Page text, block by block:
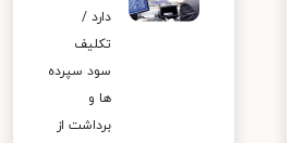
دارد /
تکلیف
سود سپرده
ها و
برداشت از